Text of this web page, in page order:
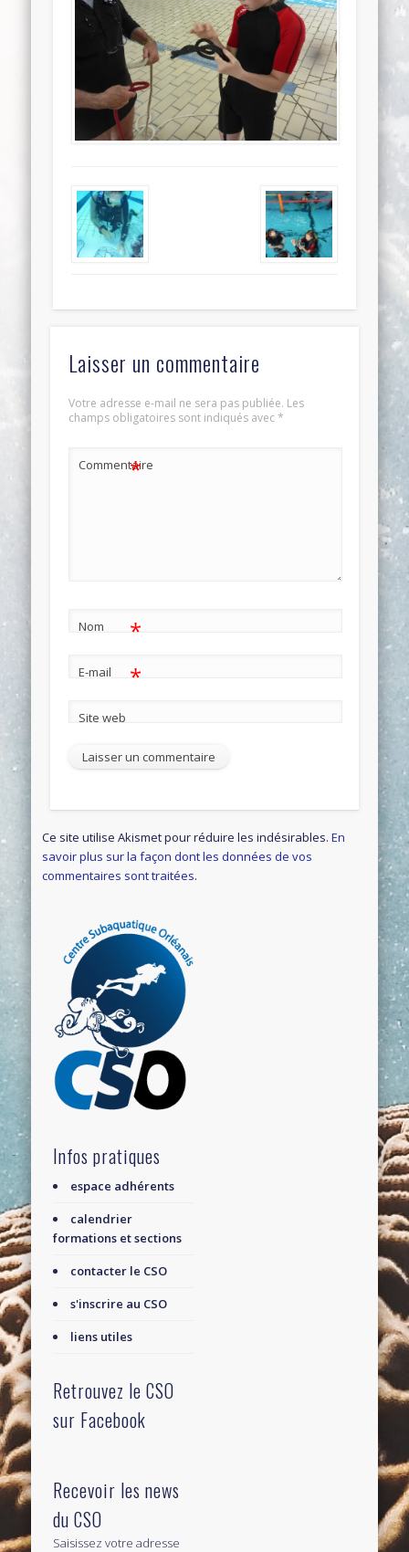
Laisser un commentaire
Votre adresse e-mail ne sera pas publiée. Les
champs obligatoires sont indiqués avec*
Commentaire
*
Nom *
E-mail *
Site web
Ce site utilise Akismet pour réduire les indésirables.En
savoir plus sur la façon dont les données de vos
commentaires sont traitées.
Infos pratiques
espace adhérents
calendrier
formations et sections
contacter le CSO
s'inscrire au CSO
liens utiles
Retrouvez le CSO
sur Facebook
Recevoir les news
du CSO
Saisissez votre adresse